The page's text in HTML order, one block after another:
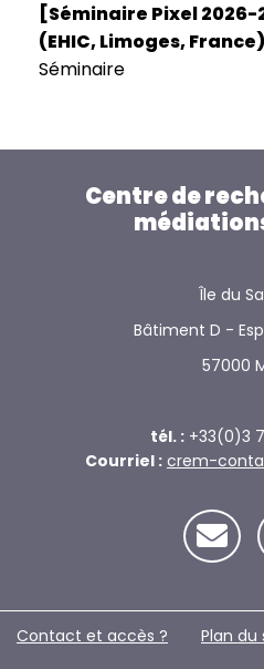
[Séminaire Pixel
(EHIC, Limoges, France)
Séminaire
Centre de
Île du
Bâtiment D -
57000
tél. : +33(0)3
Courriel : crem-
Contact et accès ? Plan du